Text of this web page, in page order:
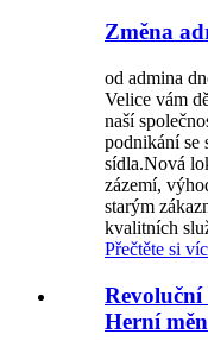
Změna
od admina
Velice vám
naší
podnikání se
sídla.Nová
zázemí,
starým
kvalitních
Přečtěte si
Herní